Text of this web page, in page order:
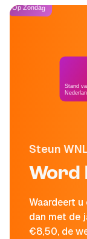
Steun
Word
Waardeert u
dan met de
€8,50, de
Op Zondag
Stand